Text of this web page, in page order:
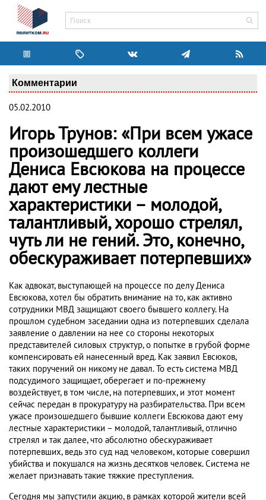
Комментарии
05.02.2010
Игорь Трунов: «При всем ужасе
произошедшего коллеги
Дениса Евсюкова на процессе
дают ему лестные
характеристики – молодой,
талантливый, хорошо стрелял,
чуть ли не гений. Это, конечно,
обескураживает потерпевших»
Как адвокат, выступающей на процессе по делу Дениса
Евсюкова, хотел бы обратить внимание на то, как активно
сотрудники МВД защищают своего бывшего коллегу. На
прошлом судебном заседании одна из потерпевших сделала
заявление о давлении на нее со стороны некоторых
представителей силовых структур, о попытке в грубой форме
компенсировать ей нанесенный вред. Как заявил Евсюков,
таких поручений он никому не давал. То есть система МВД
подсудимого защищает, оберегает и по-прежнему
воздействует, в том числе, на потерпевших, и этот момент
сейчас передан в прокуратуру на разбирательства. При всем
ужасе произошедшего бывшие коллеги Евсюкова дают ему
лестные характеристики – молодой, талантливый, отлично
стрелял и так далее, что абсолютно обескураживает
потерпевших, ведь это суд над человеком, которые совершил
убийства и покушался на жизнь десятков человек. Система не
желает признавать такие тяжкие преступления.
Сегодня мы запустили акцию, в рамках которой жители всей